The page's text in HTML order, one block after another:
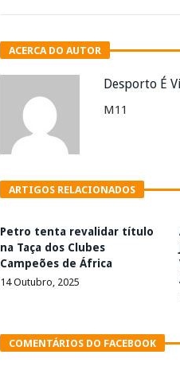
ACERCA DO AUTOR
Desporto É
M11
ARTIGOS RELACIONADOS
Petro tenta revalidar título
na Taça dos Clubes
Campeões de África
14 Outubro, 2025
COMENTÁRIOS DO FACEBOOK